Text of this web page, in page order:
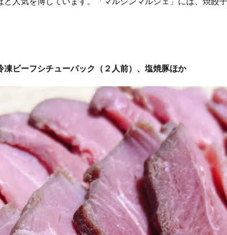
ビーフシチューパック（２人前）、塩焼豚ほか